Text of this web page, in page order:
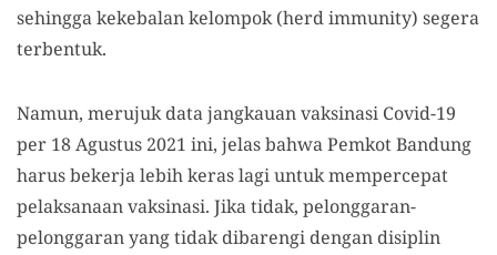
sehingga kekebalan kelompok (herd immunity) segera
terbentuk.
Namun, merujuk data jangkauan vaksinasi Covid-19
per 18 Agustus 2021 ini, jelas bahwa Pemkot Bandung
harus bekerja lebih keras lagi untuk mempercepat
pelaksanaan vaksinasi. Jika tidak, pelonggaran-
pelonggaran yang tidak dibarengi dengan disiplin